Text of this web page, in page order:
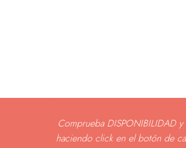
Comprueba DISPONIBILIDAD y
haciendo click en el botón de